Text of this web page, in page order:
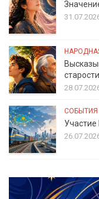
старости
СОБЫТИЯ
Участие